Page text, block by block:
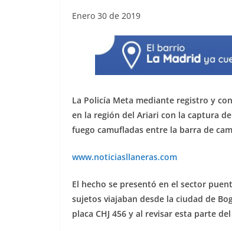
c
b
o
o
k
at
s
A
p
p
e
n
g
er
e
Enero 30 de 2019
La Policía Meta mediante registro y
en la región del Ariari con la captura
fuego camufladas entre la barra de
www.noticiasllaneras.com
El hecho se presentó en el sector
sujetos viajaban desde la ciudad de
placa CHJ 456 y al revisar esta parte